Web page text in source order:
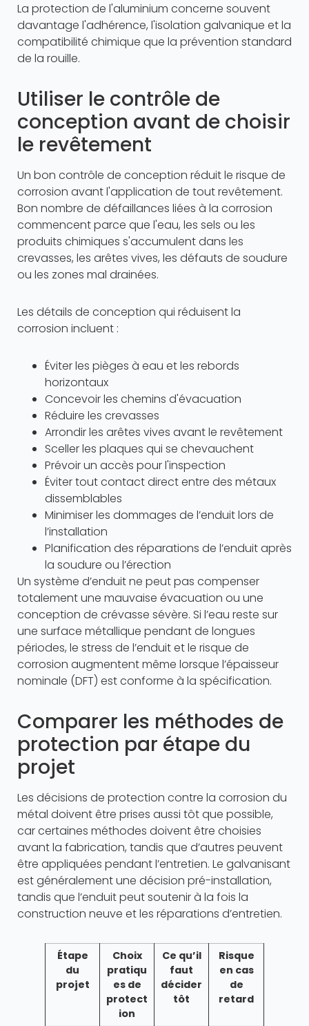
La protection de l'aluminium concerne souvent
davantage l'adhérence, l'isolation galvanique et la
compatibilité chimique que la prévention standard
de la rouille.
Utiliser le contrôle de
conception avant de choisir
le revêtement
Un bon contrôle de conception réduit le risque de
corrosion avant l'application de tout revêtement.
Bon nombre de défaillances liées à la corrosion
commencent parce que l'eau, les sels ou les
produits chimiques s'accumulent dans les
crevasses, les arêtes vives, les défauts de soudure
ou les zones mal drainées.
Les détails de conception qui réduisent la
corrosion incluent :
Éviter les pièges à eau et les rebords
horizontaux
Concevoir les chemins d'évacuation
Réduire les crevasses
Arrondir les arêtes vives avant le revêtement
Sceller les plaques qui se chevauchent
Prévoir un accès pour l'inspection
Éviter tout contact direct entre des métaux
dissemblables
Minimiser les dommages de l’enduit lors de
l’installation
Planification des réparations de l’enduit après
la soudure ou l’érection
Un système d’enduit ne peut pas compenser
totalement une mauvaise évacuation ou une
conception de crévasse sévère. Si l’eau reste sur
une surface métallique pendant de longues
périodes, le stress de l’enduit et le risque de
corrosion augmentent même lorsque l’épaisseur
nominale (DFT) est conforme à la spécification.
Comparer les méthodes de
protection par étape du
projet
Les décisions de protection contre la corrosion du
métal doivent être prises aussi tôt que possible,
car certaines méthodes doivent être choisies
avant la fabrication, tandis que d’autres peuvent
être appliquées pendant l’entretien. Le galvanisant
est généralement une décision pré-installation,
tandis que l’enduit peut soutenir à la fois la
construction neuve et les réparations d’entretien.
Étape
du
projet
Choix
pratiqu
es de
protect
ion
Ce qu’il
faut
décider
tôt
Risque
en cas
de
retard